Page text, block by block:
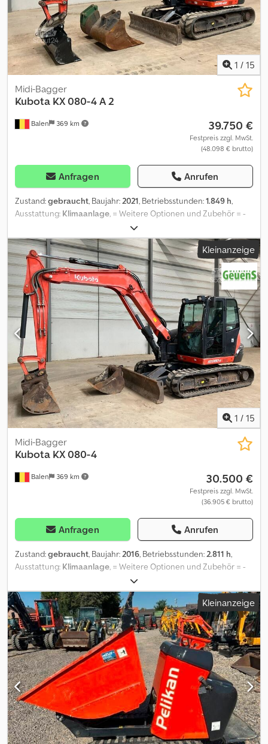
1 / 15
Balen 369 km
Midi-Bagger
Kubota KX 080-4 A 2
39.750 €
Festpreis zzgl. MwSt.
(48.098 € brutto)
Anfragen Anrufen
Zustand:gebraucht, Baujahr:2021, Betriebsstunden:1.849 h,
Ausstattung: Klimaanlage, = Weitere Optionen und Zubehör = -
Autom./hydraulische Schnellkupplung -
Hammer/Scherenhydraulik Dcedpfx Aajzruczs Tek -
Planierschaufel - Standard Tieflöffel = Weitere Informationen =
Leergewicht: 8.440 kg Wenden Sie sich an Geert Geuens, um
weitere Informationen zu erhalten.
Kleinanzeige
1 / 15
Balen 369 km
Midi-Bagger
Kubota KX 080-4
30.500 €
Festpreis zzgl. MwSt.
(36.905 € brutto)
Anfragen Anrufen
Zustand:gebraucht, Baujahr:2016, Betriebsstunden:2.811 h,
Ausstattung: Klimaanlage, = Weitere Optionen und Zubehör = -
Hammer/Scherenhydraulik - Planierschaufel - Schnellwechsler
Dsdozrr Rcjpfx Aa Tock - Standard Tieflöffel = Weitere
Informationen = Leergewicht: 8.270 kg Wenden Sie sich an Geert
Geuens, um weitere Informationen zu erhalten.
Kleinanzeige